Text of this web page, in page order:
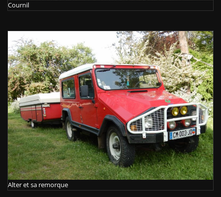
Cournil
Alter et sa remorque